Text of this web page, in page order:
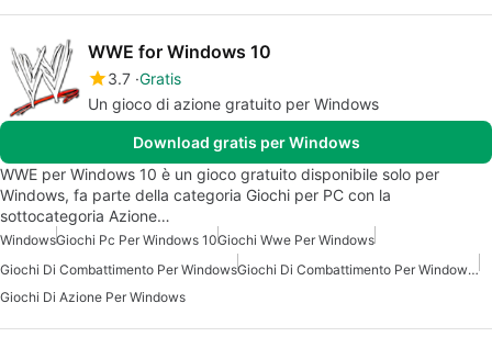
WWE for Windows 10
3.7 Gratis
Un gioco di azione gratuito per Windows
Download gratis per Windows
WWE per Windows 10 è un gioco gratuito disponibile solo per
Windows, fa parte della categoria Giochi per PC con la
sottocategoria Azione…
WindowsGiochi Pc Per Windows 10Giochi Wwe Per Windows
Giochi Di Combattimento Per Windows
Giochi Di Combattimento Per Windows 10
Giochi Di Azione Per Windows